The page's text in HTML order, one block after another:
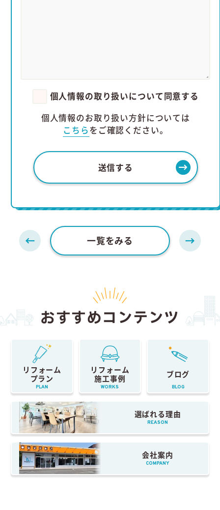
個人情報の取り扱いについて同意する
個人情報のお取り扱い方針については
こちらをご確認ください。
一覧をみる
おすすめコンテンツ
リフォーム
プラン
PLAN
リフォーム
施工事例
WORKS
ブログ
BLOG
選ばれる理由
REASON
会社案内
COMPANY